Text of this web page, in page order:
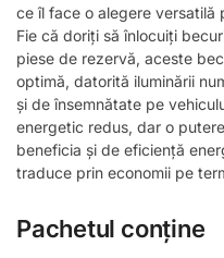
ce îl face o alegere versatilă
Fie că doriți să înlocuiți
piese de rezervă, aceste
optimă, datorită iluminării
și de însemnătate pe
energetic redus, dar o
beneficia și de eficiență
traduce prin economii pe
Pachetul conține